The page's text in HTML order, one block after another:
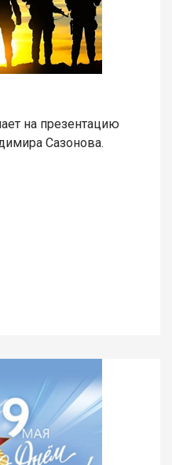
на презентацию
Сазонова.